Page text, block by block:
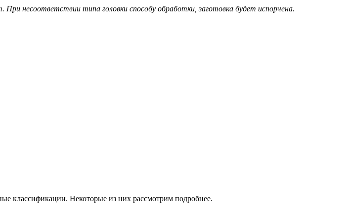
несоответствии типа головки способу обработки, заготовка будет испорчена.
классификации. Некоторые из них рассмотрим подробнее.